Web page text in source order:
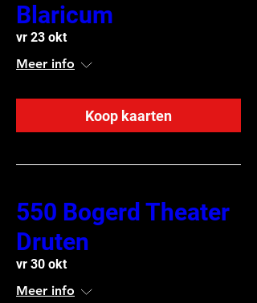
Blaricum
vr 23 okt
Meer info
Koop kaarten
550 Bogerd Theater
Druten
vr 30 okt
Meer info